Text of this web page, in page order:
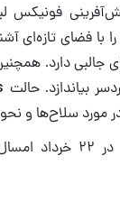
مورد سلاح‌ها و